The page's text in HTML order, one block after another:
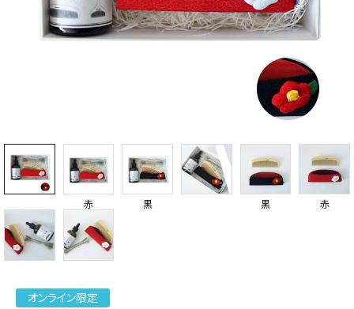
赤 黒 黒 赤
オンライン限定